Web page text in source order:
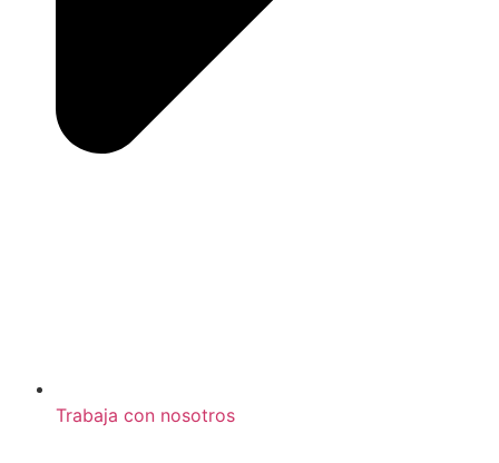
Trabaja con nosotros